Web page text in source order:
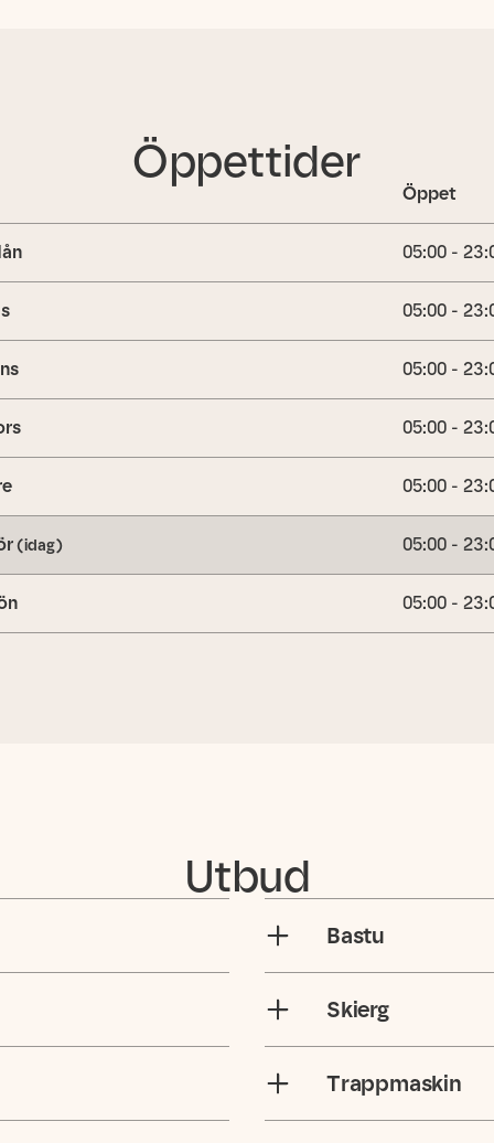
Öppettider
Öppet
05:00 -
05:00 -
05:00 -
05:00 -
05:00 -
(idag) 05:00 -
05:00 -
Utbud
Bastu
Skierg
Trappmaskin